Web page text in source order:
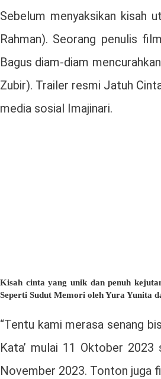
Sebelum menyaksikan kisah
Rahman). Seorang penulis
Bagus diam-diam
Zubir). Trailer resmi Jatuh
media sosial Imajinari.
Kisah cinta yang unik dan penuh
Seperti Sudut Memori oleh Yura Yunita
“Tentu kami merasa senang
Kata’ mulai 11 Oktober
November 2023. Tonton juga